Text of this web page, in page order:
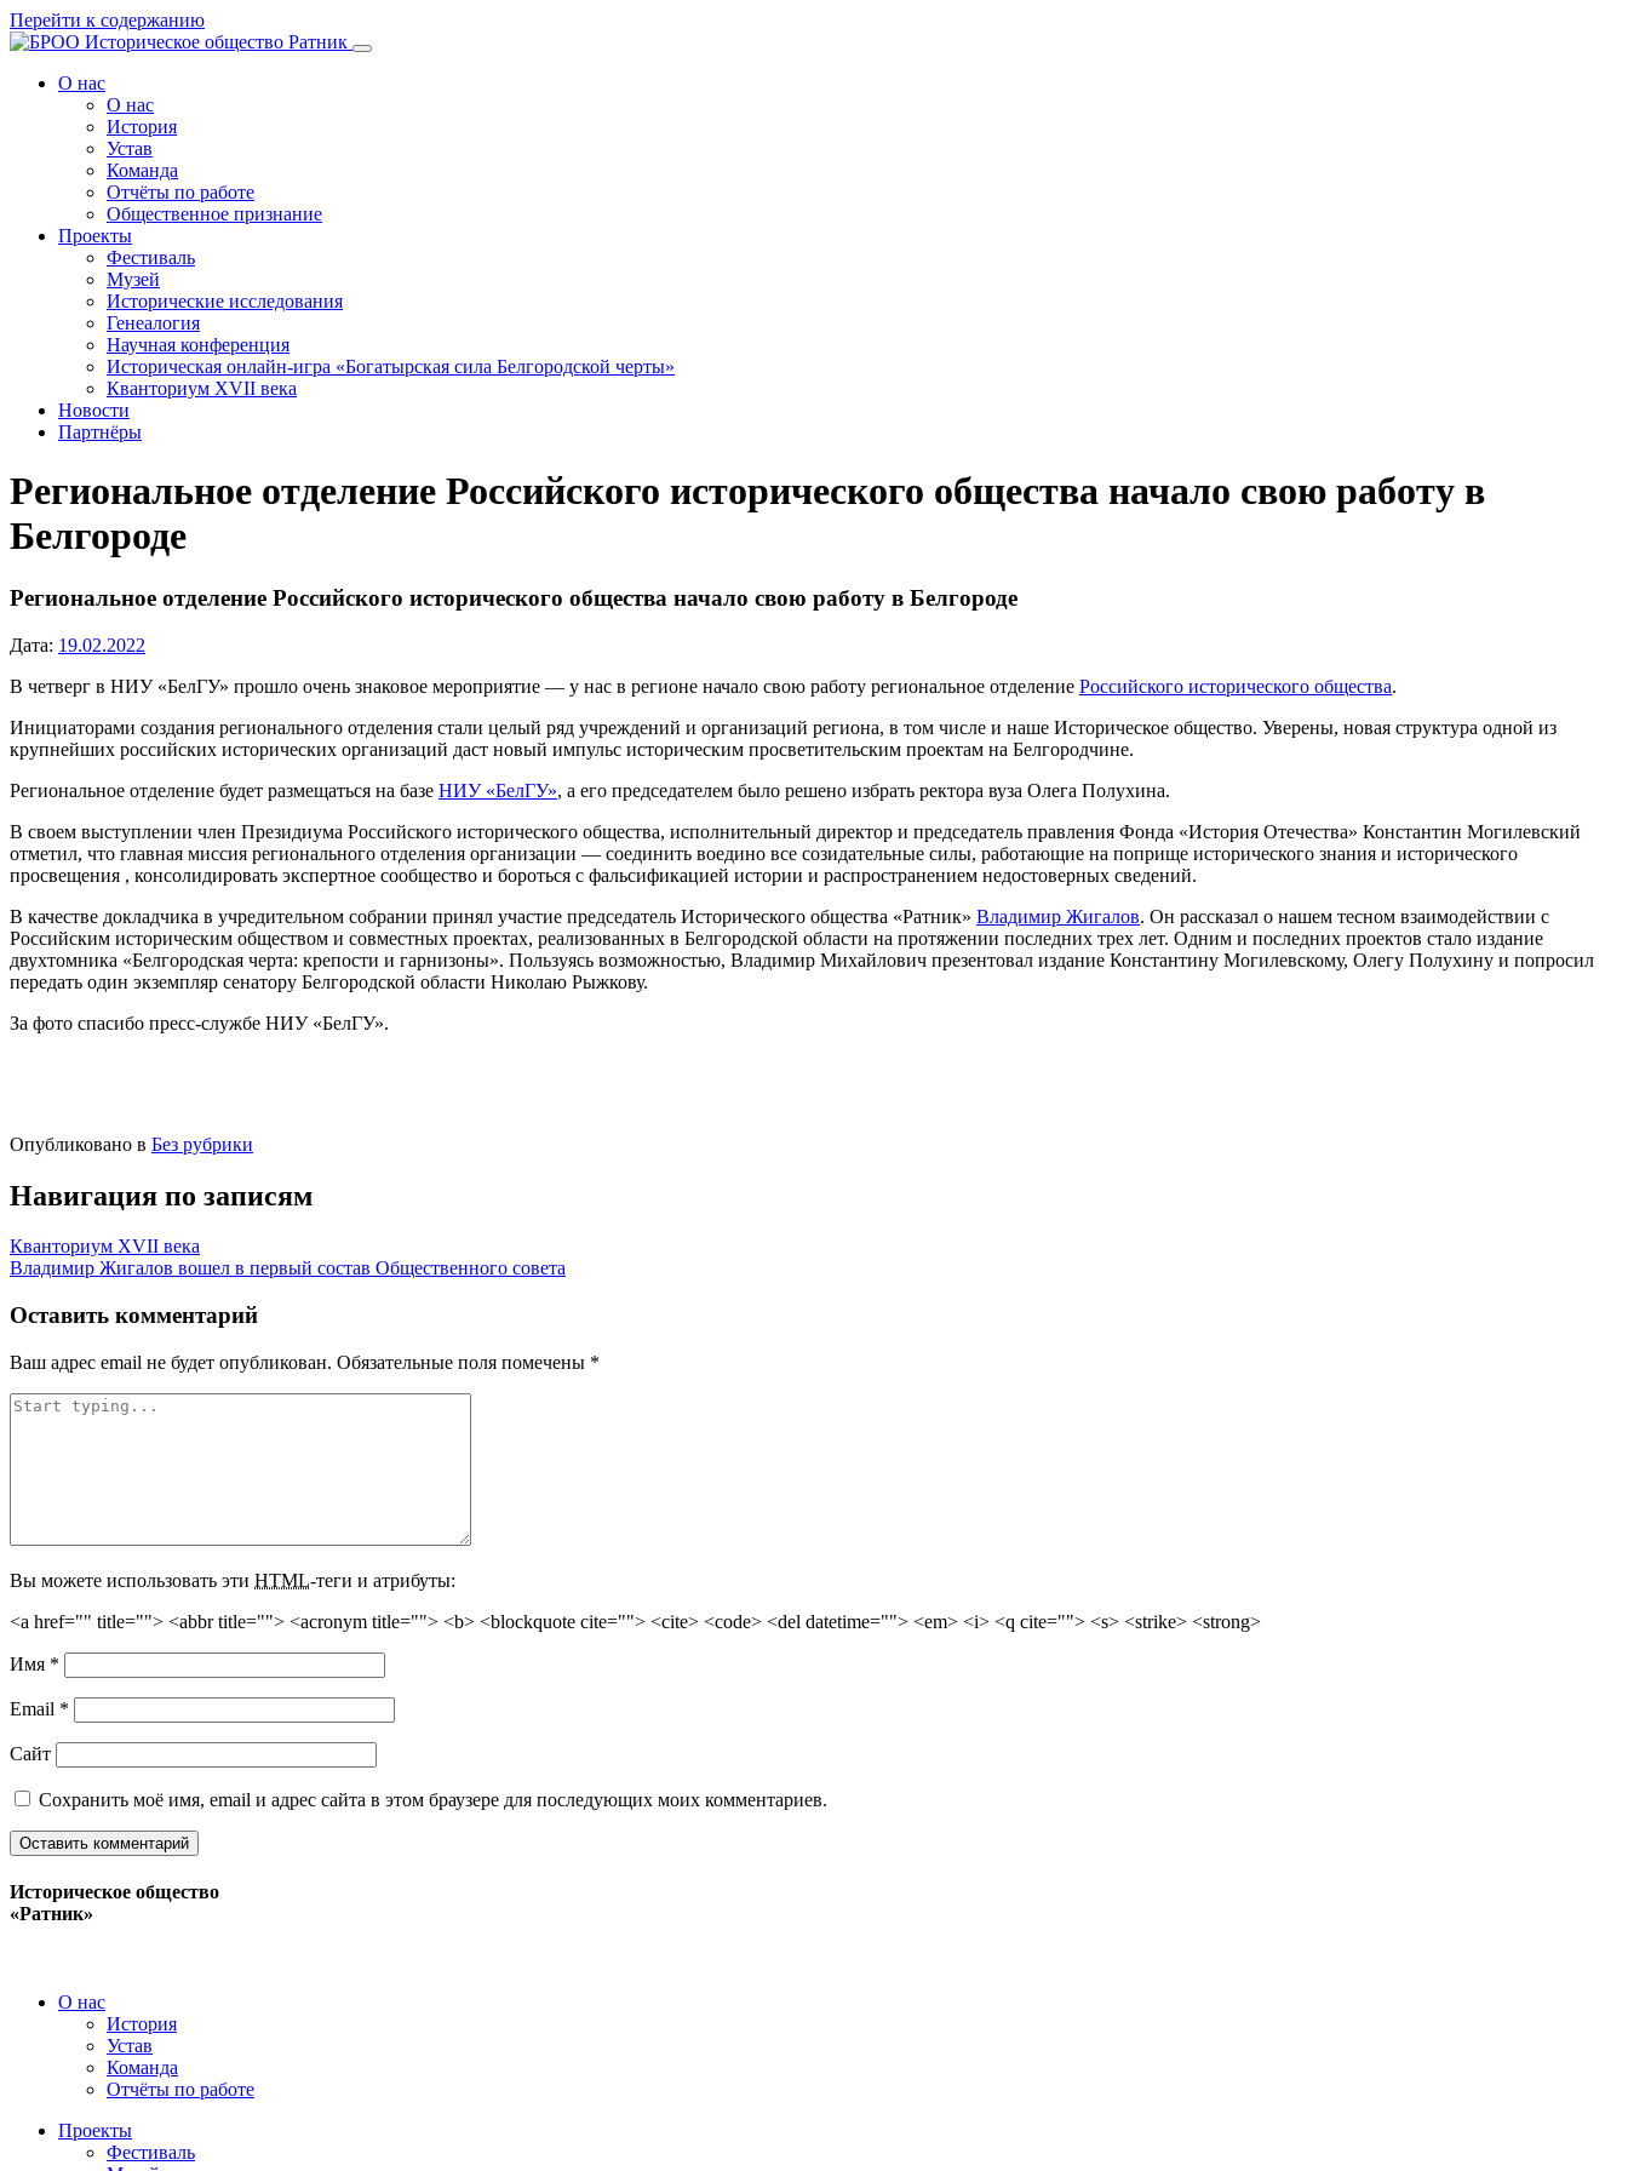
Перейти к содержанию
О нас
О нас
История
Устав
Команда
Отчёты по работе
Общественное признание
Проекты
Фестиваль
Музей
Исторические исследования
Генеалогия
Научная конференция
Историческая онлайн-игра «Богатырская сила Белгородской черты»
Кванториум XVII века
Новости
Партнёры
Региональное отделение Российского исторического общества начало свою работу в
Белгороде
Региональное отделение Российского исторического общества начало свою работу в Белгороде
Дата: 19.02.2022
В четверг в НИУ «БелГУ» прошло очень знаковое мероприятие — у нас в регионе начало свою работу региональное отделение Российского исторического общества.
Инициаторами создания регионального отделения стали целый ряд учреждений и организаций региона, в том числе и наше Историческое общество. Уверены, новая структура одной из
крупнейших российских исторических организаций даст новый импульс историческим просветительским проектам на Белгородчине.
Региональное отделение будет размещаться на базе НИУ «БелГУ», а его председателем было решено избрать ректора вуза Олега Полухина.
В своем выступлении член Президиума Российского исторического общества, исполнительный директор и председатель правления Фонда «История Отечества» Константин Могилевский
отметил, что главная миссия регионального отделения организации — соединить воедино все созидательные силы, работающие на поприще исторического знания и исторического
просвещения , консолидировать экспертное сообщество и бороться с фальсификацией истории и распространением недостоверных сведений.
В качестве докладчика в учредительном собрании принял участие председатель Исторического общества «Ратник» Владимир Жигалов. Он рассказал о нашем тесном взаимодействии с
Российским историческим обществом и совместных проектах, реализованных в Белгородской области на протяжении последних трех лет. Одним и последних проектов стало издание
двухтомника «Белгородская черта: крепости и гарнизоны». Пользуясь возможностью, Владимир Михайлович презентовал издание Константину Могилевскому, Олегу Полухину и попросил
передать один экземпляр сенатору Белгородской области Николаю Рыжкову.
За фото спасибо пресс-службе НИУ «БелГУ».
Опубликовано в Без рубрики
Навигация по записям
Кванториум XVII века
Владимир Жигалов вошел в первый состав Общественного совета
Оставить комментарий
Ваш адрес email не будет опубликован. Обязательные поля помечены *
Вы можете использовать эти HTML-теги и атрибуты:
<a href="" title=""> <abbr title=""> <acronym title=""> <b> <blockquote cite=""> <cite> <code> <del datetime=""> <em> <i> <q cite=""> <s> <strike> <strong>
Имя *
Email *
Сайт
Сохранить моё имя, email и адрес сайта в этом браузере для последующих моих комментариев.
Историческое общество
«Ратник»
О нас
История
Устав
Команда
Отчёты по работе
Проекты
Фестиваль